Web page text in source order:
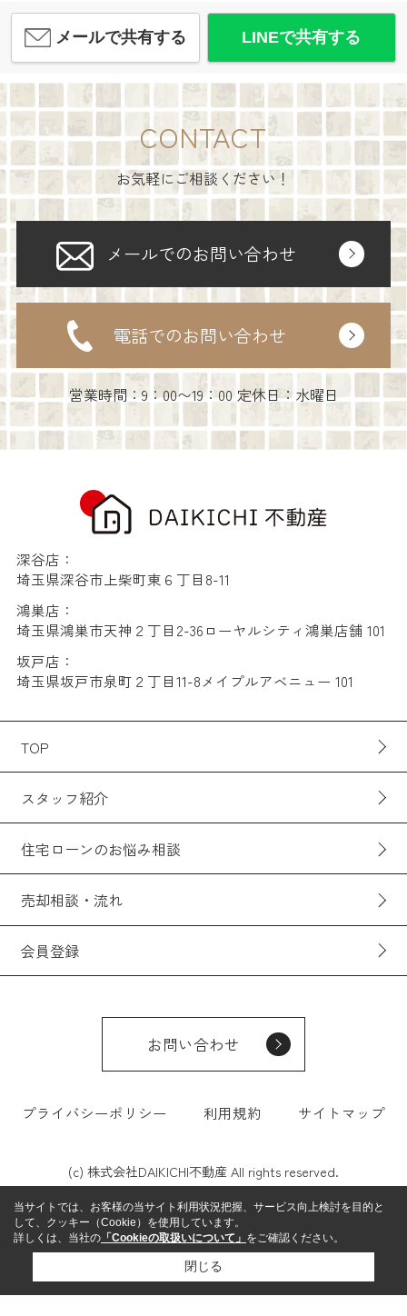
メールで共有する LINEで共有する
CONTACT
お気軽にご相談ください！
メールでのお問い合わせ
電話でのお問い合わせ
営業時間：9：00〜19：00 定休日：水曜日
深谷店：
埼玉県深谷市上柴町東６丁目8-11
鴻巣店：
埼玉県鴻巣市天神２丁目2-36ローヤルシティ鴻巣店舗 101
坂戸店：
埼玉県坂戸市泉町２丁目11-8メイプルアベニュー 101
TOP
スタッフ紹介
住宅ローンのお悩み相談
売却相談・流れ
会員登録
お問い合わせ
プライバシーポリシー 利用規約 サイトマップ
(c) 株式会社DAIKICHI不動産 All rights reserved.
当サイトでは、お客様の当サイト利用状況把握、サービス向上検討を目的と
して、クッキー（Cookie）を使用しています。
詳しくは、当社の 「Cookieの取扱いについて」 をご確認ください。
閉じる